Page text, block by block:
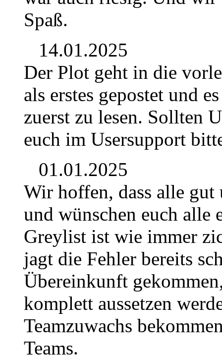
Spaß.
14.01.2025
Der Plot geht in die
als erstes gepostet und
zuerst zu lesen. Sollten
euch im Usersupport
01.01.2025
Wir hoffen, dass alle gut
und wünschen euch alle
Greylist ist wie immer
jagt die Fehler bereits
Übereinkunft
komplett aussetzen
Teamzuwachs
Teams.